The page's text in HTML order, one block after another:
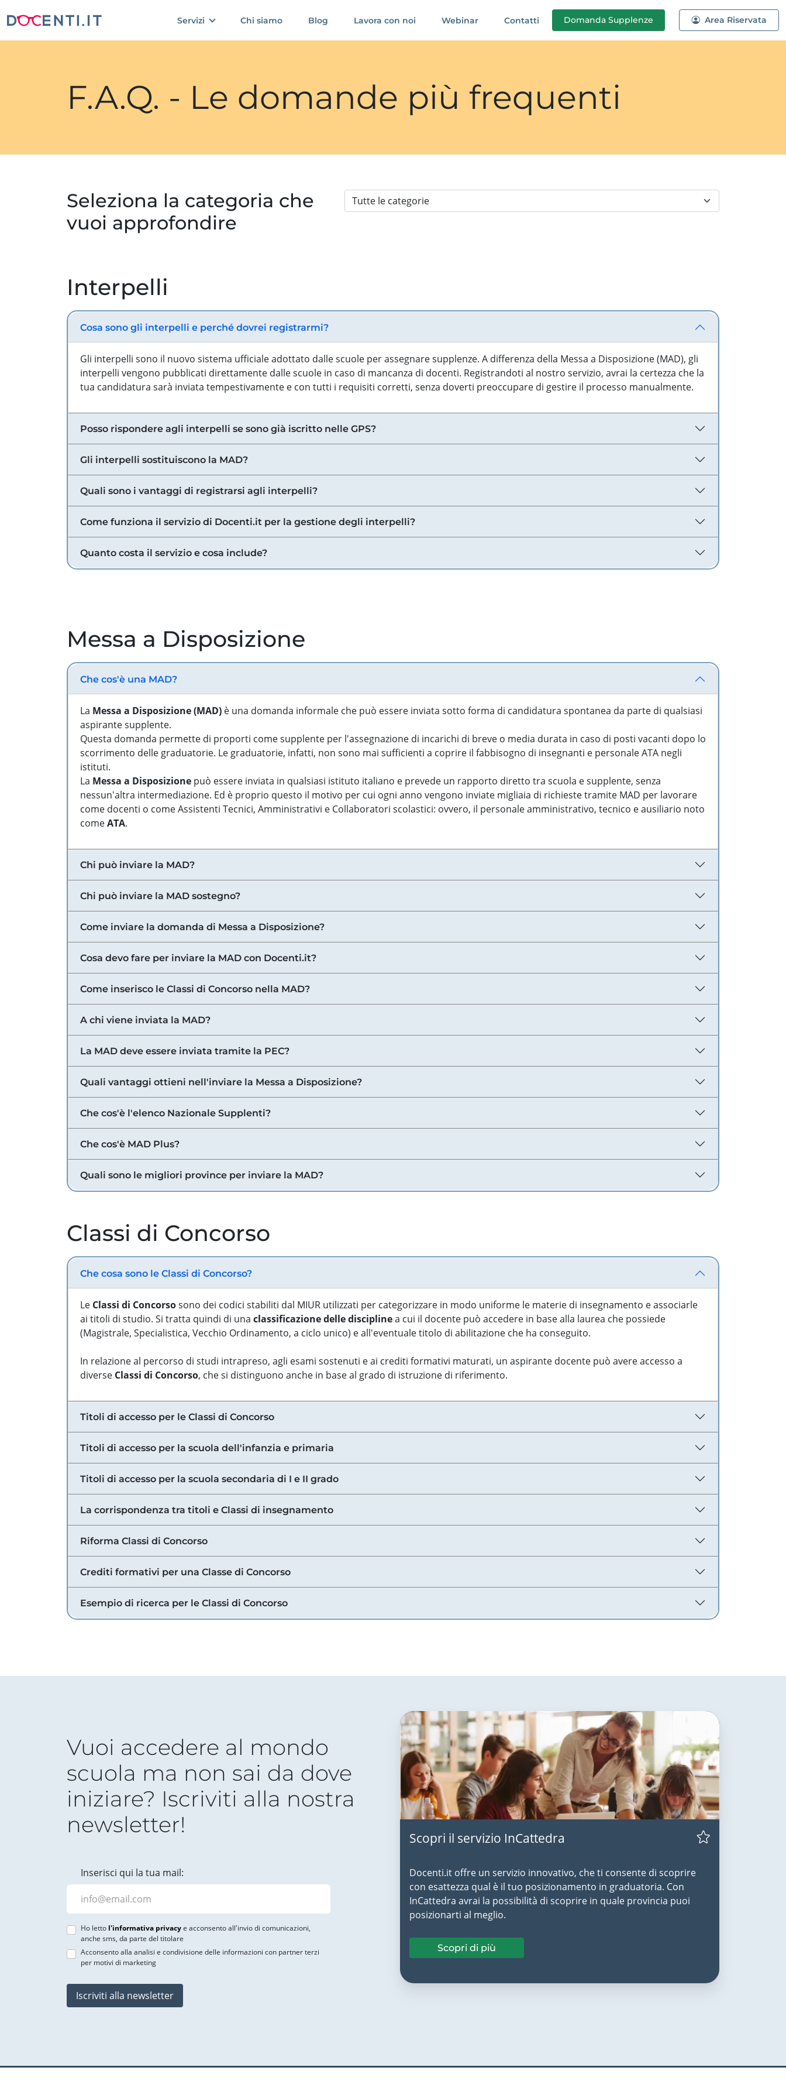
Servizi Chi siamo Blog Lavora con noi Webinar Contatti Domanda Supplenze Area Riservata
F.A.Q. - Le domande più frequenti
Seleziona la categoria che
vuoi approfondire
Interpelli
Cosa sono gli interpelli e perché dovrei registrarmi?
Gli interpelli sono il nuovo sistema ufficiale adottato dalle scuole per assegnare supplenze. A differenza della Messa a Disposizione (MAD), gli
interpelli vengono pubblicati direttamente dalle scuole in caso di mancanza di docenti. Registrandoti al nostro servizio, avrai la certezza che la
tua candidatura sarà inviata tempestivamente e con tutti i requisiti corretti, senza doverti preoccupare di gestire il processo manualmente.
Posso rispondere agli interpelli se sono già iscritto nelle GPS?
Gli interpelli sostituiscono la MAD?
Quali sono i vantaggi di registrarsi agli interpelli?
Come funziona il servizio di Docenti.it per la gestione degli interpelli?
Quanto costa il servizio e cosa include?
Messa a Disposizione
Che cos'è una MAD?
La Messa a Disposizione (MAD) è una domanda informale che può essere inviata sotto forma di candidatura spontanea da parte di qualsiasi
aspirante supplente.
Questa domanda permette di proporti come supplente per l'assegnazione di incarichi di breve o media durata in caso di posti vacanti dopo lo
scorrimento delle graduatorie. Le graduatorie, infatti, non sono mai sufficienti a coprire il fabbisogno di insegnanti e personale ATA negli
istituti.
La Messa a Disposizione può essere inviata in qualsiasi istituto italiano e prevede un rapporto diretto tra scuola e supplente, senza
nessun'altra intermediazione. Ed è proprio questo il motivo per cui ogni anno vengono inviate migliaia di richieste tramite MAD per lavorare
come docenti o come Assistenti Tecnici, Amministrativi e Collaboratori scolastici: ovvero, il personale amministrativo, tecnico e ausiliario noto
comeATA.
Chi può inviare la MAD?
Chi può inviare la MAD sostegno?
Come inviare la domanda di Messa a Disposizione?
Cosa devo fare per inviare la MAD con Docenti.it?
Come inserisco le Classi di Concorso nella MAD?
A chi viene inviata la MAD?
La MAD deve essere inviata tramite la PEC?
Quali vantaggi ottieni nell'inviare la Messa a Disposizione?
Che cos'è l'elenco Nazionale Supplenti?
Che cos'è MAD Plus?
Quali sono le migliori province per inviare la MAD?
Classi di Concorso
Che cosa sono le Classi di Concorso?
Le Classi di Concorsosono dei codici stabiliti dal MIUR utilizzati per categorizzare in modo uniforme le materie di insegnamento e associarle
ai titoli di studio. Si tratta quindi di una classificazione delle disciplinea cui il docente può accedere in base alla laurea che possiede
(Magistrale, Specialistica, Vecchio Ordinamento, a ciclo unico) e all'eventuale titolo di abilitazione che ha conseguito.
In relazione al percorso di studi intrapreso, agli esami sostenuti e ai crediti formativi maturati, un aspirante docente può avere accesso a
diverse Classi di Concorso, che si distinguono anche in base al grado di istruzione di riferimento.
Titoli di accesso per le Classi di Concorso
Titoli di accesso per la scuola dell'infanzia e primaria
Titoli di accesso per la scuola secondaria di I e II grado
La corrispondenza tra titoli e Classi di insegnamento
Riforma Classi di Concorso
Crediti formativi per una Classe di Concorso
Esempio di ricerca per le Classi di Concorso
Vuoi accedere al mondo
scuola ma non sai da dove
iniziare? Iscriviti alla nostra
newsletter!
Inserisci qui la tua mail:
Ho letto l'informativa privacye acconsento all'invio di comunicazioni,
anche sms, da parte del titolare
Acconsento alla analisi e condivisione delle informazioni con partner terzi
per motivi di marketing
Iscriviti alla newsletter
Scopri il servizio InCattedra
Docenti.it offre un servizio innovativo, che ti consente di scoprire
con esattezza qual è il tuo posizionamento in graduatoria. Con
InCattedra avrai la possibilità di scoprire in quale provincia puoi
posizionarti al meglio.
Scopri di più